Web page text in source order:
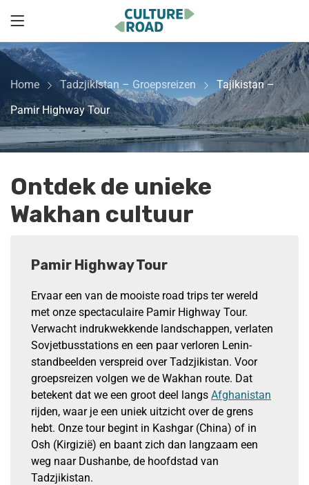
Home Tadzjikistan – Groepsreizen
Tajikistan –
Pamir Highway Tour
Ontdek de unieke
Wakhan cultuur
Pamir Highway Tour
Ervaar een van de mooiste road trips ter wereld
met onze spectaculaire Pamir Highway Tour.
Verwacht indrukwekkende landschappen, verlaten
Sovjetbusstations en een paar verloren Lenin-
standbeelden verspreid over Tadzjikistan. Voor
groepsreizen volgen we de Wakhan route. Dat
betekent dat we een groot deel langs Afghanistan
rijden, waar je een uniek uitzicht over de grens
hebt. Onze tour begint in Kashgar (China) of in
Osh (Kirgizië) en baant zich dan langzaam een
weg naar Dushanbe, de hoofdstad van
Tadzjikistan.